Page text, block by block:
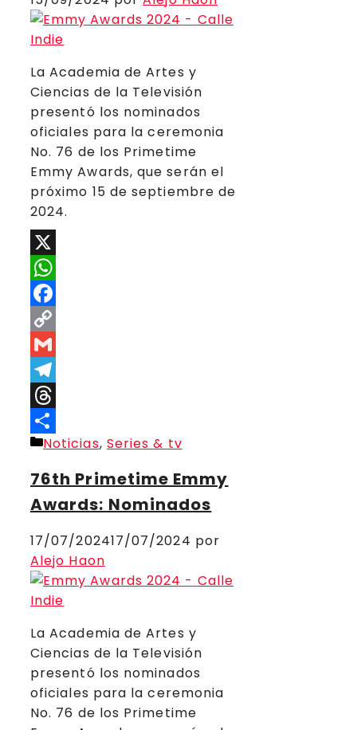
La Academia de Artes y
Ciencias de la Televisión
presentó los nominados
oficiales para la ceremonia
No. 76 de los Primetime
Emmy Awards, que serán el
próximo 15 de septiembre de
2024.
X
WhatsApp
Facebook
Copy
Link
Gmail
Telegram
Threads
Compartir
Categorías
Noticias, Series & tv
76th Primetime Emmy
Awards: Nominados
17/07/202417/07/2024 por
Alejo Haon
La Academia de Artes y
Ciencias de la Televisión
presentó los nominados
oficiales para la ceremonia
No. 76 de los Primetime